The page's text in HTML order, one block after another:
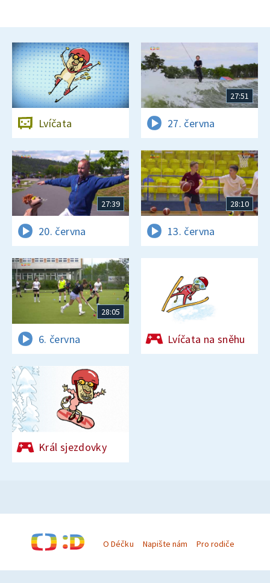
Lvíčata
27:51
27. června
27:39
20. června
28:10
13. června
28:05
6. června Lvíčata na sněhu
Král sjezdovky
O Déčku Napište nám Pro rodiče